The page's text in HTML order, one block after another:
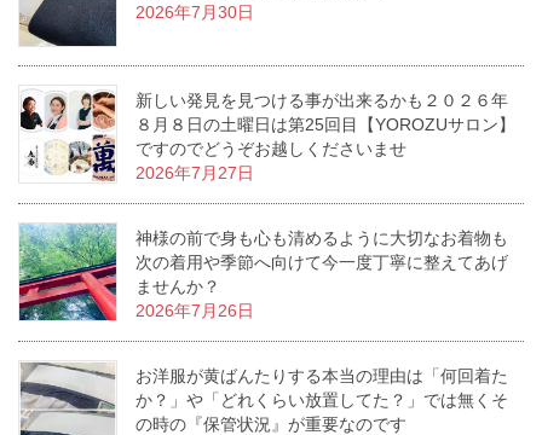
2026年7月30日
新しい発見を見つける事が出来るかも２０２６年
８月８日の土曜日は第25回目【YOROZUサロン】
ですのでどうぞお越しくださいませ
2026年7月27日
神様の前で身も心も清めるように大切なお着物も
次の着用や季節へ向けて今一度丁寧に整えてあげ
ませんか？
2026年7月26日
お洋服が黄ばんたりする本当の理由は「何回着た
か？」や「どれくらい放置してた？」では無くそ
の時の『保管状況』が重要なのです